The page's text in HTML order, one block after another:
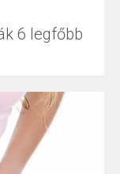
6 legfőbb